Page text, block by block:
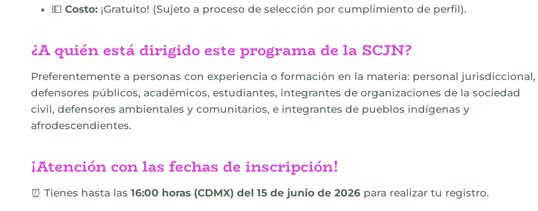
💵 Costo: ¡Gratuito! (Sujeto a proceso de selección por cumplimiento de perfil).
¿A quién está dirigido este programa de la SCJN?
Preferentemente a personas con experiencia o formación en la materia: personal jurisdiccional,
defensores públicos, académicos, estudiantes, integrantes de organizaciones de la sociedad
civil, defensores ambientales y comunitarios, e integrantes de pueblos indígenas y
afrodescendientes.
¡Atención con las fechas de inscripción!
⏰ Tienes hasta las 16:00 horas (CDMX) del 15 de junio de 2026 para realizar tu registro.